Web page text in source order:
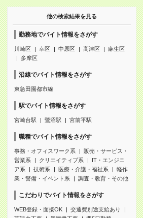
他の検索結果を見る
勤務地でバイト情報をさがす
川崎区 幸区 中原区 高津区
麻生区
多摩区
沿線でバイト情報をさがす
東急田園都市線
駅でバイト情報をさがす
宮崎台駅 鷺沼駅 宮前平駅
職種でバイト情報をさがす
事務・オフィスワーク系
販売・サービス・
営業系
クリエイティブ系
IT・エンジニ
ア系
技術系 医療・介護・福祉系
軽作
業・警備・イベント系
調査・教育・その他
こだわりでバイト情報をさがす
WEB登録・面接OK
交通費別途支給あり